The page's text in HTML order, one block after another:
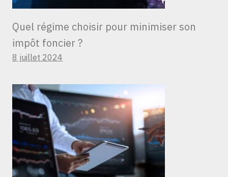
Quel régime choisir pour minimiser son
impôt foncier ?
8 juillet 2024